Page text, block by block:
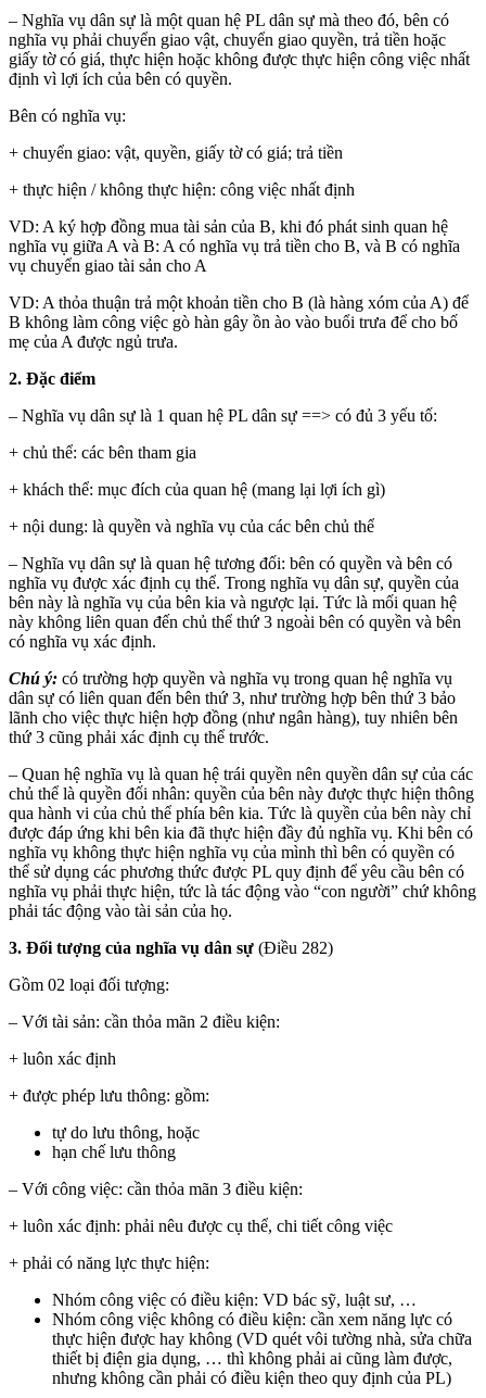
– Nghĩa vụ dân sự là một quan hệ PL dân sự mà theo đó, bên có
nghĩa vụ phải chuyển giao vật, chuyển giao quyền, trả tiền hoặc
giấy tờ có giá, thực hiện hoặc không được thực hiện công việc nhất
định vì lợi ích của bên có quyền.
Bên có nghĩa vụ:
+ chuyển giao: vật, quyền, giấy tờ có giá; trả tiền
+ thực hiện / không thực hiện: công việc nhất định
VD: A ký hợp đồng mua tài sản của B, khi đó phát sinh quan hệ
nghĩa vụ giữa A và B: A có nghĩa vụ trả tiền cho B, và B có nghĩa
vụ chuyển giao tài sản cho A
VD: A thỏa thuận trả một khoản tiền cho B (là hàng xóm của A) để
B không làm công việc gò hàn gây ồn ào vào buổi trưa để cho bố
mẹ của A được ngủ trưa.
2. Đặc điểm
– Nghĩa vụ dân sự là 1 quan hệ PL dân sự ==> có đủ 3 yếu tố:
+ chủ thể: các bên tham gia
+ khách thể: mục đích của quan hệ (mang lại lợi ích gì)
+ nội dung: là quyền và nghĩa vụ của các bên chủ thể
– Nghĩa vụ dân sự là quan hệ tương đối: bên có quyền và bên có
nghĩa vụ được xác định cụ thể. Trong nghĩa vụ dân sự, quyền của
bên này là nghĩa vụ của bên kia và ngược lại. Tức là mối quan hệ
này không liên quan đến chủ thể thứ 3 ngoài bên có quyền và bên
có nghĩa vụ xác định.
Chú ý: có trường hợp quyền và nghĩa vụ trong quan hệ nghĩa vụ
dân sự có liên quan đến bên thứ 3, như trường hợp bên thứ 3 bảo
lãnh cho việc thực hiện hợp đồng (như ngân hàng), tuy nhiên bên
thứ 3 cũng phải xác định cụ thể trước.
– Quan hệ nghĩa vụ là quan hệ trái quyền nên quyền dân sự của các
chủ thể là quyền đối nhân: quyền của bên này được thực hiện thông
qua hành vi của chủ thể phía bên kia. Tức là quyền của bên này chỉ
được đáp ứng khi bên kia đã thực hiện đầy đủ nghĩa vụ. Khi bên có
nghĩa vụ không thực hiện nghĩa vụ của mình thì bên có quyền có
thể sử dụng các phương thức được PL quy định để yêu cầu bên có
nghĩa vụ phải thực hiện, tức là tác động vào “con người” chứ không
phải tác động vào tài sản của họ.
3. Đối tượng của nghĩa vụ dân sự (Điều 282)
Gồm 02 loại đối tượng:
– Với tài sản: cần thỏa mãn 2 điều kiện:
+ luôn xác định
+ được phép lưu thông: gồm:
tự do lưu thông, hoặc
hạn chế lưu thông
– Với công việc: cần thỏa mãn 3 điều kiện:
+ luôn xác định: phải nêu được cụ thể, chi tiết công việc
+ phải có năng lực thực hiện:
Nhóm công việc có điều kiện: VD bác sỹ, luật sư, …
Nhóm công việc không có điều kiện: cần xem năng lực có
thực hiện được hay không (VD quét vôi tường nhà, sửa chữa
thiết bị điện gia dụng, … thì không phải ai cũng làm được,
nhưng không cần phải có điều kiện theo quy định của PL)